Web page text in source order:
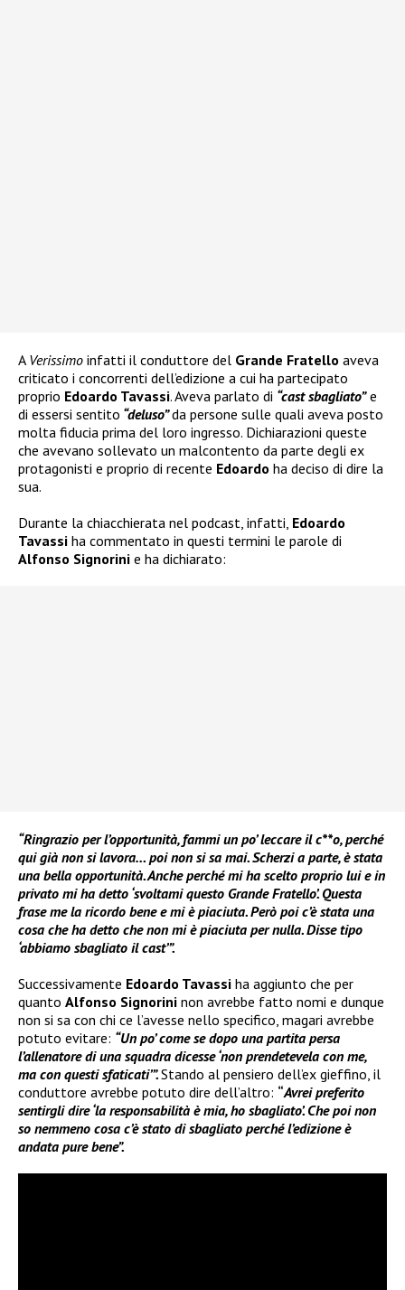
A Verissimo infatti il conduttore del Grande Fratello aveva
criticato i concorrenti dell’edizione a cui ha partecipato
proprio Edoardo Tavassi. Aveva parlato di “cast sbagliato”e
di essersi sentito “deluso”da persone sulle quali aveva posto
molta fiducia prima del loro ingresso. Dichiarazioni queste
che avevano sollevato un malcontento da parte degli ex
protagonisti e proprio di recente Edoardo ha deciso di dire la
sua.
Durante la chiacchierata nel podcast, infatti, Edoardo
Tavassi ha commentato in questi termini le parole di
Alfonso Signorini e ha dichiarato:
“Ringrazio per l’opportunità, fammi un po’ leccare il c**o, perché
qui già non si lavora… poi non si sa mai. Scherzi a parte, è stata
una bella opportunità. Anche perché mi ha scelto proprio lui e in
privato mi ha detto ‘svoltami questo Grande Fratello’. Questa
frase me la ricordo bene e mi è piaciuta. Però poi c’è stata una
cosa che ha detto che non mi è piaciuta per nulla. Disse tipo
‘abbiamo sbagliato il cast’”.
Successivamente Edoardo Tavassi ha aggiunto che per
quanto Alfonso Signorini non avrebbe fatto nomi e dunque
non si sa con chi ce l’avesse nello specifico, magari avrebbe
potuto evitare: “Un po’ come se dopo una partita persa
l’allenatore di una squadra dicesse ‘non prendetevela con me,
ma con questi sfaticati’”.Stando al pensiero dell’ex gieffino, il
conduttore avrebbe potuto dire dell’altro: “Avrei preferito
sentirgli dire ‘la responsabilità è mia, ho sbagliato’. Che poi non
so nemmeno cosa c’è stato di sbagliato perché l’edizione è
andata pure bene”.